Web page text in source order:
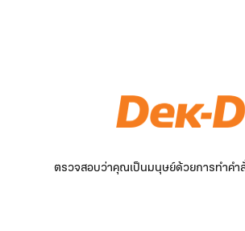
ตรวจสอบว่าคุณเป็นมนุษย์ด้วยการทำคำสั่